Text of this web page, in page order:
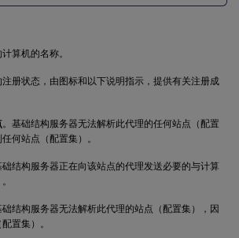
算机的名称。
册状态，由图标和以下说明指示，提供有关注册成
。基础结构服务器无法解析此代理的任何站点（配置
何站点（配置集）。
础结构服务器正在向该站点的代理发送必要的与计算
础结构服务器无法解析此代理的站点（配置集），因
置集）。